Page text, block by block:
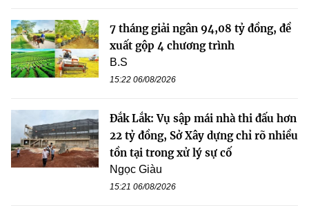
7 tháng giải ngân 94,08 tỷ đồng, đề
xuất gộp 4 chương trình
B.S
15:22 06/08/2026
Đắk Lắk: Vụ sập mái nhà thi đấu hơn
22 tỷ đồng, Sở Xây dựng chỉ rõ nhiều
tồn tại trong xử lý sự cố
Ngọc Giàu
15:21 06/08/2026